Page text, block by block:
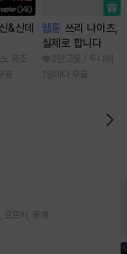
&신데
유조
료
웹툰 쓰리 나이츠,
실제로 합니다
2만 고토 / 두나래
1일마다 무료
프카, 뚱개